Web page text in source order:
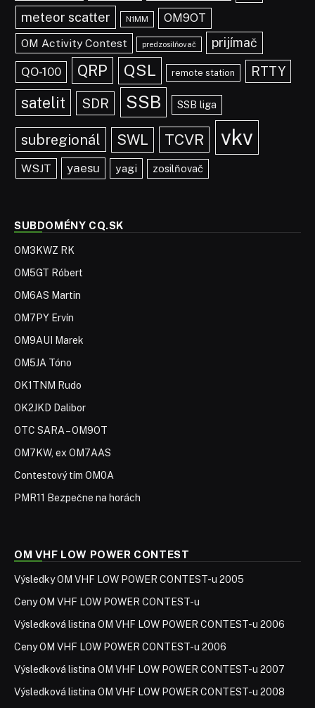
meteor scatter N1MM
OM9OT
OM Activity Contest
predzosilňovač prijímač
QO-100 QRP QSL remote station RTTY
satelit SDR SSB SSB liga
subregionál SWL TCVR vkv
WSJT yaesu yagi zosilňovač
SUBDOMÉNY CQ.SK
OM3KWZ RK
OM5GT Róbert
OM6AS Martin
OM7PY Ervín
OM9AUI Marek
OM5JA Tóno
OK1TNM Rudo
OK2JKD Dalibor
OTC SARA – OM9OT
OM7KW, ex OM7AAS
Contestový tím OM0A
PMR11 Bezpečne na horách
OM VHF LOW POWER CONTEST
Výsledky OM VHF LOW POWER CONTEST-u 2005
Ceny OM VHF LOW POWER CONTEST-u
Výsledková listina OM VHF LOW POWER CONTEST-u 2006
Ceny OM VHF LOW POWER CONTEST-u 2006
Výsledková listina OM VHF LOW POWER CONTEST-u 2007
Výsledková listina OM VHF LOW POWER CONTEST-u 2008